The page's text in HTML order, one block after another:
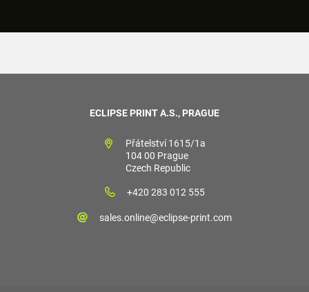
ECLIPSE PRINT A.S., PRAGUE
Přátelství 1615/1a
104 00 Prague
Czech Republic
+420 283 012 555
sales.online@eclipse-print.com